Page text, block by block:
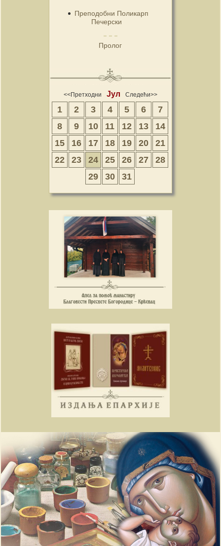
Преподобни Поликарп
Печерски
Пролог
<<Претходни Јул Следећи>>
1 2 3 4 5 6
7
8
9 10 11 12 13
14
15
16 17 18 19 20
21
22
23 24 25 26 27
28
29
30 31